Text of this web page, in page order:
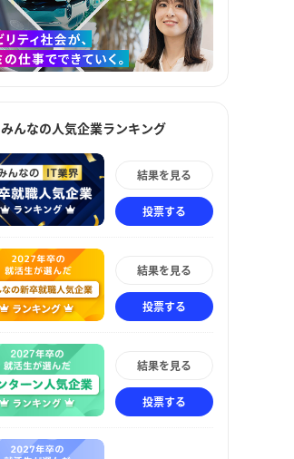
みんなの人気企業ランキング
結果を見る
投票する
結果を見る
投票する
結果を見る
投票する